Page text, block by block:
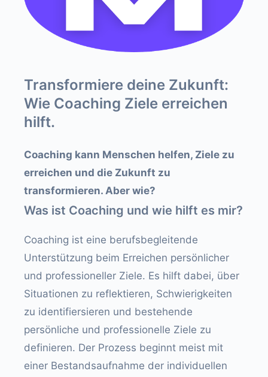
Transformiere deine Zukunft:
Wie Coaching Ziele erreichen
hilft.
Coaching kann Menschen helfen, Ziele zu
erreichen und die Zukunft zu
transformieren. Aber wie?
Was ist Coaching und wie hilft es mir?
Coaching ist eine berufsbegleitende
Unterstützung beim Erreichen persönlicher
und professioneller Ziele. Es hilft dabei, über
Situationen zu reflektieren, Schwierigkeiten
zu identifiersieren und bestehende
persönliche und professionelle Ziele zu
definieren. Der Prozess beginnt meist mit
einer Bestandsaufnahme der individuellen